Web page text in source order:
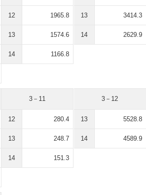
12 1965.8
13 1574.6
14 1166.8
13 3414.3
14 2629.9
3－11
12 280.4
13 248.7
14 151.3
3－12
13 5528.8
14 4589.9